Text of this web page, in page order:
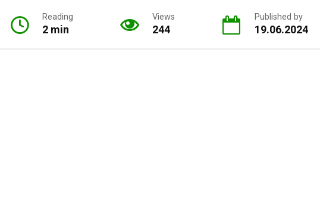
Reading
2 min
Views
244
Published by
19.06.2024